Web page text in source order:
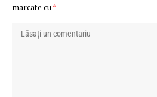
marcate cu *